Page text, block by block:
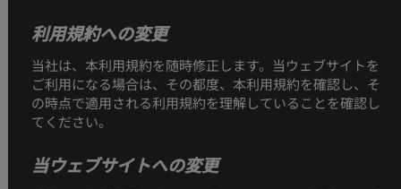
利用規約への変更
当社は、本利用規約を随時修正します。当ウェブサイトを
ご利用になる場合は、その都度、本利用規約を確認し、そ
の時点で適用される利用規約を理解していることを確認し
てください。
当ウェブサイトへの変更